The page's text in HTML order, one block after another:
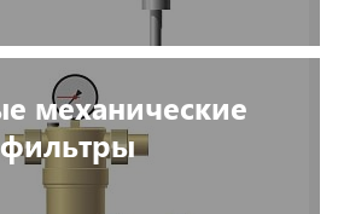
механические
фильтры